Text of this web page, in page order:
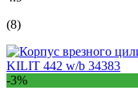
(8)
-3%